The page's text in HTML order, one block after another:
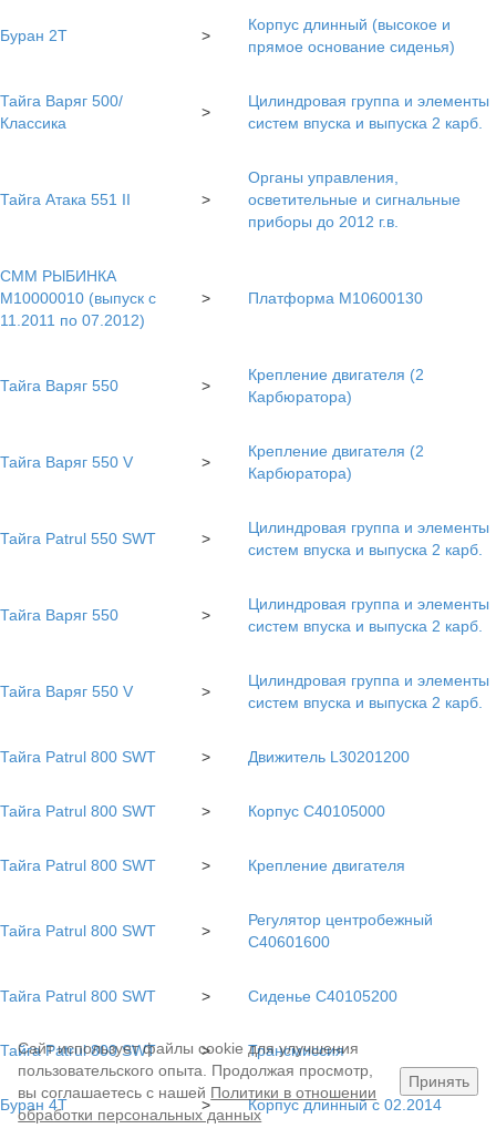
Буран 2Т >
Корпус длинный (высокое и
прямое основание сиденья)
Тайга Варяг 500/
Классика
>
Цилиндровая группа и элементы
систем впуска и выпуска 2 карб.
Тайга Атака 551 II >
Органы управления,
осветительные и сигнальные
приборы до 2012 г.в.
СММ РЫБИНКА
M10000010 (выпуск с
11.2011 по 07.2012)
> Платформа М10600130
Тайга Варяг 550 >
Крепление двигателя (2
Карбюратора)
Тайга Варяг 550 V >
Крепление двигателя (2
Карбюратора)
Тайга Patrul 550 SWT >
Цилиндровая группа и элементы
систем впуска и выпуска 2 карб.
Тайга Варяг 550 >
Цилиндровая группа и элементы
систем впуска и выпуска 2 карб.
Тайга Варяг 550 V >
Цилиндровая группа и элементы
систем впуска и выпуска 2 карб.
Тайга Patrul 800 SWT > Движитель L30201200
Тайга Patrul 800 SWT > Корпус С40105000
Тайга Patrul 800 SWT > Крепление двигателя
Тайга Patrul 800 SWT >
Регулятор центробежный
C40601600
Тайга Patrul 800 SWT > Сиденье С40105200
Тайга Patrul 800 SWT > Трансмиссия
Буран 4Т > Корпус длинный с 02.2014
Сайт использует файлы cookie для улучшения
пользовательского опыта. Продолжая просмотр,
вы соглашаетесь с нашей Политики в отношении
обработки персональных данных
Принять